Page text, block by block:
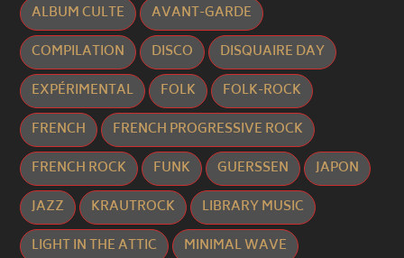
ALBUM CULTE
AVANT-GARDE
COMPILATION
DISCO
DISQUAIRE DAY
EXPÉRIMENTAL
FOLK
FOLK-ROCK
FRENCH
FRENCH PROGRESSIVE ROCK
FRENCH ROCK
FUNK GUERSSEN
JAPON
JAZZ
KRAUTROCK
LIBRARY MUSIC
LIGHT IN THE ATTIC
MINIMAL WAVE